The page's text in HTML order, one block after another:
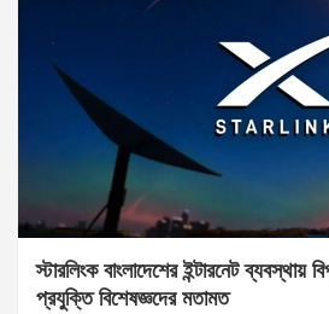
স্টারলিংক বাংলাদেশের ইন্টারনেট
প্রযুক্তি বিশেষজ্ঞদের মতামত